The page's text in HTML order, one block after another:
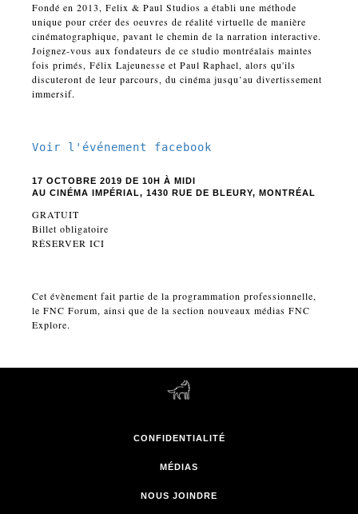
Fondé en 2013, Felix & Paul Studios a établi une méthode
unique pour créer des oeuvres de réalité virtuelle de manière
cinématographique, pavant le chemin de la narration interactive.
Joignez-vous aux fondateurs de ce studio montréalais maintes
fois primés, Félix Lajeunesse et Paul Raphael, alors qu'ils
discuteront de leur parcours, du cinéma jusqu’au divertissement
immersif.
Voir l'événement facebook
17 OCTOBRE 2019 DE 10H À MIDI
AU CINÉMA IMPÉRIAL,1430 RUE DE BLEURY, MONTRÉAL
GRATUIT
Billet obligatoire
RÉSERVER ICI
Cet évènement fait partie de la programmation professionnelle,
le FNC Forum, ainsi que de la section nouveaux médias FNC
Explore.
CONFIDENTIALITÉ
MÉDIAS
NOUS JOINDRE